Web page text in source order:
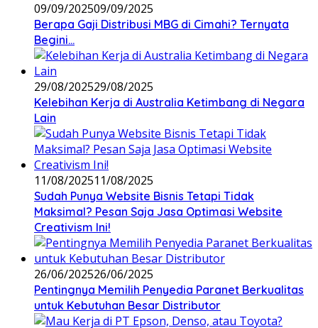
09/09/202509/09/2025
Berapa Gaji Distribusi MBG di Cimahi? Ternyata
Begini…
29/08/202529/08/2025
Kelebihan Kerja di Australia Ketimbang di Negara
Lain
11/08/202511/08/2025
Sudah Punya Website Bisnis Tetapi Tidak
Maksimal? Pesan Saja Jasa Optimasi Website
Creativism Ini!
26/06/202526/06/2025
Pentingnya Memilih Penyedia Paranet Berkualitas
untuk Kebutuhan Besar Distributor